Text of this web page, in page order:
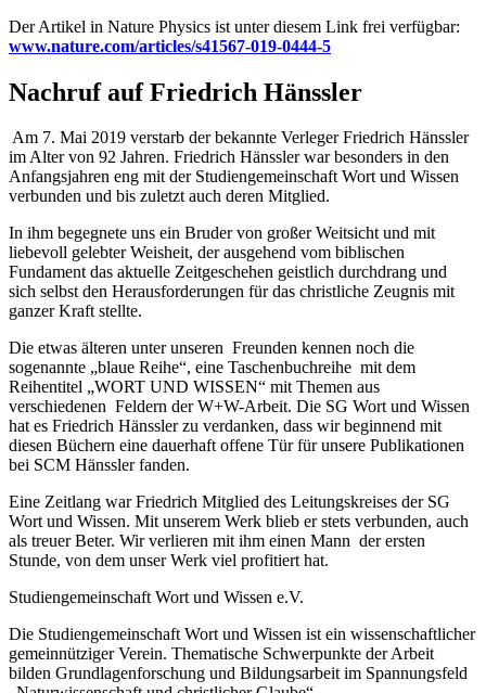
Der Artikel in Nature Physics ist unter diesem Link frei verfügbar:
www.nature.com/articles/s41567-019-0444-5
Nachruf auf Friedrich Hänssler
Am 7. Mai 2019 verstarb der bekannte Verleger Friedrich Hänssler
im Alter von 92 Jahren. Friedrich Hänssler war besonders in den
Anfangsjahren eng mit der Studiengemeinschaft Wort und Wissen
verbunden und bis zuletzt auch deren Mitglied.
In ihm begegnete uns ein Bruder von großer Weitsicht und mit
liebevoll gelebter Weisheit, der ausgehend vom biblischen
Fundament das aktuelle Zeitgeschehen geistlich durchdrang und
sich selbst den Herausforderungen für das christliche Zeugnis mit
ganzer Kraft stellte.
Die etwas älteren unter unseren Freunden kennen noch die
sogenannte „blaue Reihe“, eine Taschenbuchreihe mit dem
Reihentitel „WORT UND WISSEN“ mit Themen aus
verschiedenen Feldern der W+W-Arbeit. Die SG Wort und Wissen
hat es Friedrich Hänssler zu verdanken, dass wir beginnend mit
diesen Büchern eine dauerhaft offene Tür für unsere Publikationen
bei SCM Hänssler fanden.
Eine Zeitlang war Friedrich Mitglied des Leitungskreises der SG
Wort und Wissen. Mit unserem Werk blieb er stets verbunden, auch
als treuer Beter. Wir verlieren mit ihm einen Mann der ersten
Stunde, von dem unser Werk viel profitiert hat.
Studiengemeinschaft Wort und Wissen e.V.
Die Studiengemeinschaft Wort und Wissen ist ein wissenschaftlicher
gemeinnütziger Verein. Thematische Schwerpunkte der Arbeit
bilden Grundlagenforschung und Bildungsarbeit im Spannungsfeld